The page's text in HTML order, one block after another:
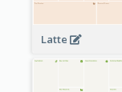
Latte